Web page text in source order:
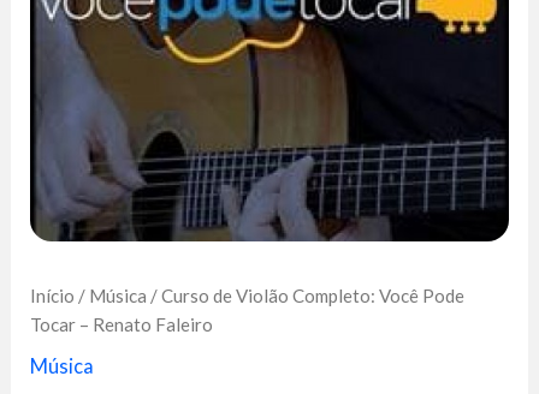
Início / Música / Curso de Violão Completo: Você Pode
Tocar – Renato Faleiro
Música